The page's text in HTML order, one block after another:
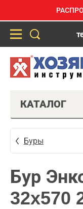
КАТАЛОГ
Буры
Бур
32x570